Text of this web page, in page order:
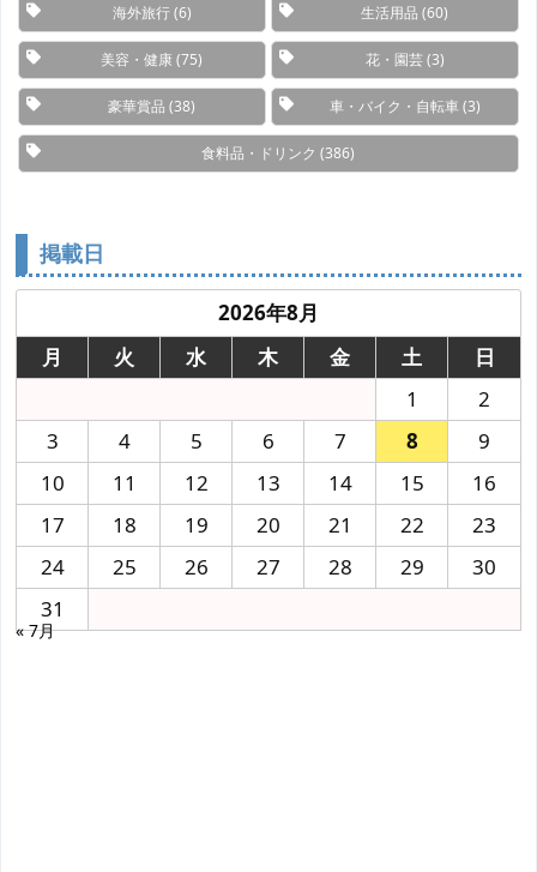
海外旅行(6) 生活用品 (60)
美容・健康(75) 花・園芸(3)
豪華賞品 (38) 車・バイク・自転車(3)
食料品・ドリンク (386)
掲載日
2026年8月
月
火 水 木 金 土
日
1
2
3
4 5 6 7 8
9
10
11 12 13 14 15
16
17
18 19 20 21 22
23
24
25 26 27 28 29
30
31
« 7月